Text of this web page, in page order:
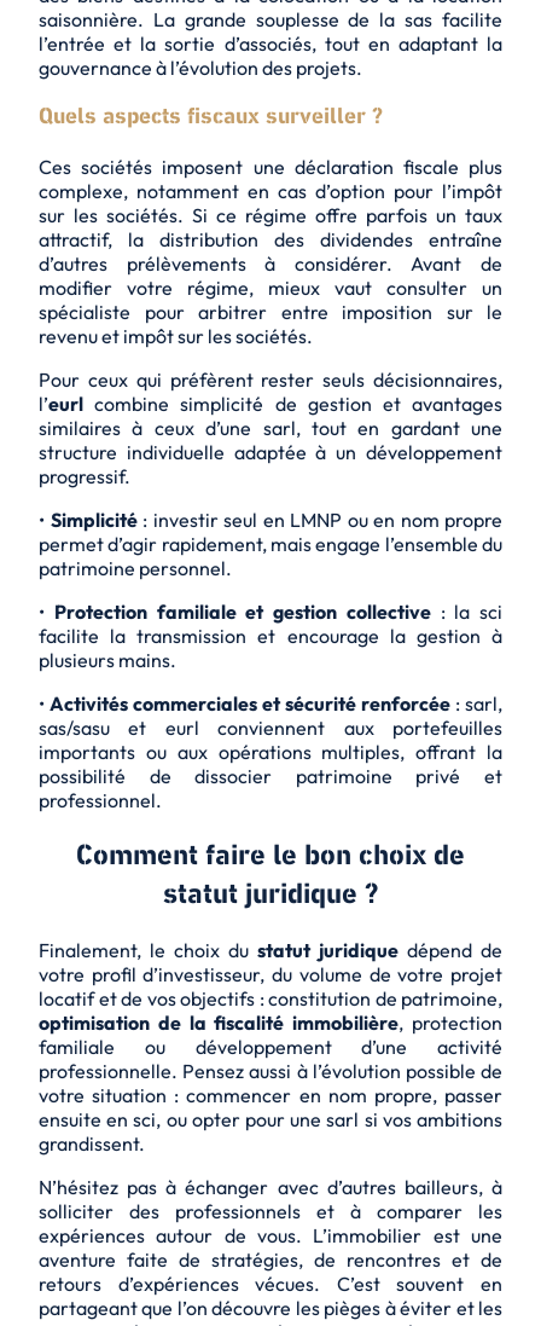
saisonnière. La grande souplesse de la sas facilite
l’entrée et la sortie d’associés, tout en adaptant la
gouvernance à l’évolution des projets.
Quels aspects fiscaux surveiller ?
Ces sociétés imposent une déclaration fiscale plus
complexe, notamment en cas d’option pour l’impôt
sur les sociétés. Si ce régime offre parfois un taux
attractif, la distribution des dividendes entraîne
d’autres prélèvements à considérer. Avant de
modifier votre régime, mieux vaut consulter un
spécialiste pour arbitrer entre imposition sur le
revenu et impôt sur les sociétés.
Pour ceux qui préfèrent rester seuls décisionnaires,
l’eurl combine simplicité de gestion et avantages
similaires à ceux d’une sarl, tout en gardant une
structure individuelle adaptée à un développement
progressif.
• Simplicité: investir seul en LMNP ou en nom propre
permet d’agir rapidement, mais engage l’ensemble du
patrimoine personnel.
• Protection familiale et gestion collective: la sci
facilite la transmission et encourage la gestion à
plusieurs mains.
• Activités commerciales et sécurité renforcée : sarl,
sas/sasu et eurl conviennent aux portefeuilles
importants ou aux opérations multiples, offrant la
possibilité de dissocier patrimoine privé et
professionnel.
Comment faire le bon choix de
statut juridique ?
Finalement, le choix du statut juridique dépend de
votre profil d’investisseur, du volume de votre projet
locatif et de vos objectifs : constitution de patrimoine,
optimisation de la fiscalité immobilière, protection
familiale ou développement d’une activité
professionnelle. Pensez aussi à l’évolution possible de
votre situation : commencer en nom propre, passer
ensuite en sci, ou opter pour une sarl si vos ambitions
grandissent.
N’hésitez pas à échanger avec d’autres bailleurs, à
solliciter des professionnels et à comparer les
expériences autour de vous. L’immobilier est une
aventure faite de stratégies, de rencontres et de
retours d’expériences vécues. C’est souvent en
partageant que l’on découvre les pièges à éviter et les